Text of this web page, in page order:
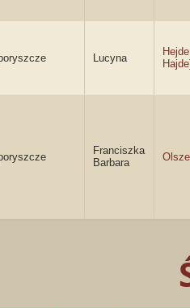
Lucyna
Franciszka
Barbara